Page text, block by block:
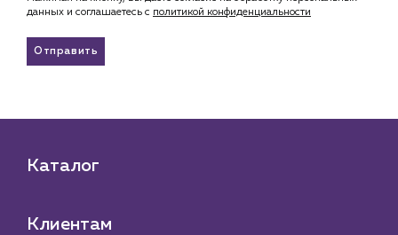
данных и соглашаетесь c политикой конфиденциальности
Отправить
Каталог
Клиентам